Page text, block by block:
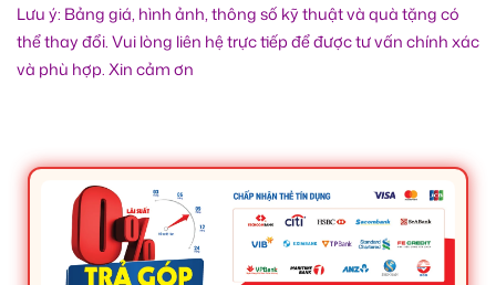
Lưu ý: Bảng giá, hình ảnh, thông số kỹ thuật và quà tặng có
thể thay đổi. Vui lòng liên hệ trực tiếp để được tư vấn chính xác
và phù hợp. Xin cảm ơn